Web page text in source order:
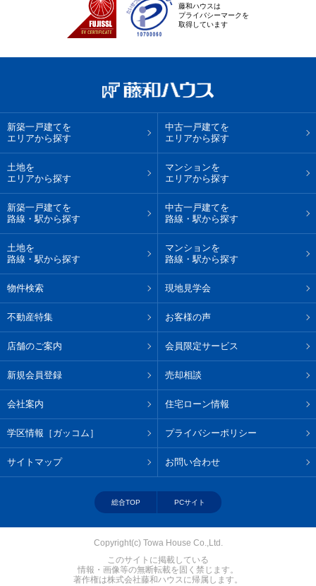
藤和ハウスは
プライバシーマークを
取得しています
新築一戸建てを
エリアから探す
中古一戸建てを
エリアから探す
土地を
エリアから探す
マンションを
エリアから探す
新築一戸建てを
路線・駅から探す
中古一戸建てを
路線・駅から探す
土地を
路線・駅から探す
マンションを
路線・駅から探す
物件検索 現地見学会
不動産特集 お客様の声
店舗のご案内 会員限定サービス
新規会員登録 売却相談
会社案内 住宅ローン情報
学区情報［ガッコム］ プライバシーポリシー
サイトマップ お問い合わせ
総合TOP PCサイト
Copyright(c) Towa House Co.,Ltd.
このサイトに掲載している
情報・画像等の無断転載を固く禁じます。
著作権は株式会社藤和ハウスに帰属します。